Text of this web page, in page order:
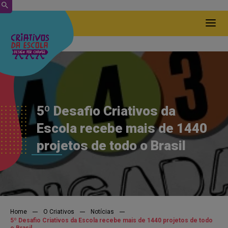
5º Desafio Criativos da
Escola recebe mais de 1440
projetos de todo o Brasil
Home O Criativos
Notícias
5º Desafio Criativos da Escola recebe mais de 1440 projetos de todo
Conecte-se com o grupo!
Juntas e juntos podemos ampliar a
transformação que já está sendo realizada
por estudantes de todo o país!
Preencha as informações abaixo e
permita que o grupo possa entrar
em contato com você! Caso o
grupo tenha interesse,vai ter